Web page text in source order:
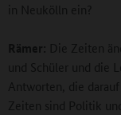
in Neukölln ein?
Rämer: Die Zeiten
und Schüler und die
Antworten, die
Zeiten sind Politik